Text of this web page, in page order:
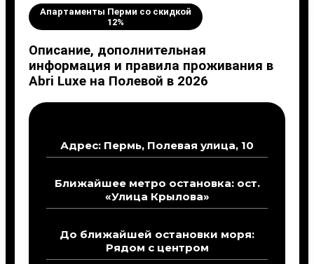
Апартаменты Перми со скидкой
12%
Описание, дополнительная
информация и правила проживания в
Abri Luxe на Полевой в 2026
Адрес: Пермь, Полевая улица, 10
Ближайшее метро остановка: ост.
«Улица Крылова»
До ближайшей остановки моря:
Рядом с центром